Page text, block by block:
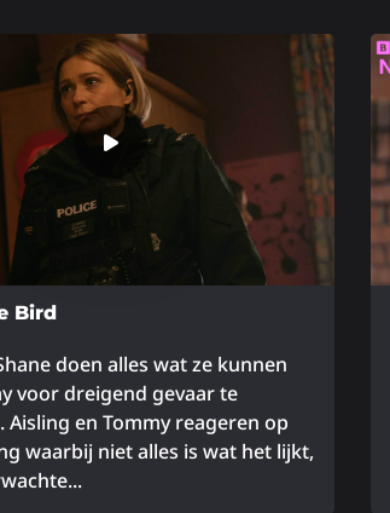
Bird
doen alles wat ze kunnen
voor dreigend gevaar te
Aisling en Tommy reageren op
waarbij niet alles is wat het lijkt,